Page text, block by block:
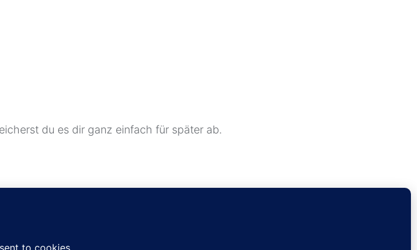
du es dir ganz einfach für später ab.